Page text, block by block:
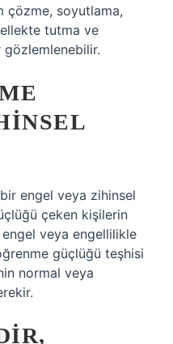
çözme, soyutlama,
tutma ve
engel veya zihinsel
çeken kişilerin
veya engellilikle
güçlüğü teşhisi
normal veya